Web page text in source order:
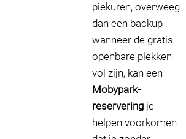
piekuren, overweeg
dan een backup—
wanneer de gratis
openbare plekken
vol zijn, kan een
Mobypark-
reservering je
helpen voorkomen